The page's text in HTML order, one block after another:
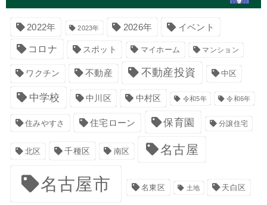
2022年 2023年 2026年 イベント
コロナ スポット マイホーム マンション
ワクチン 不動産 不動産投資 中区
中学校 中川区 中村区 令和5年 令和6年
住みやすさ 住宅ローン 保育園 分譲住宅
北区 千種区 南区 名古屋
名古屋市 名東区 土地 天白区